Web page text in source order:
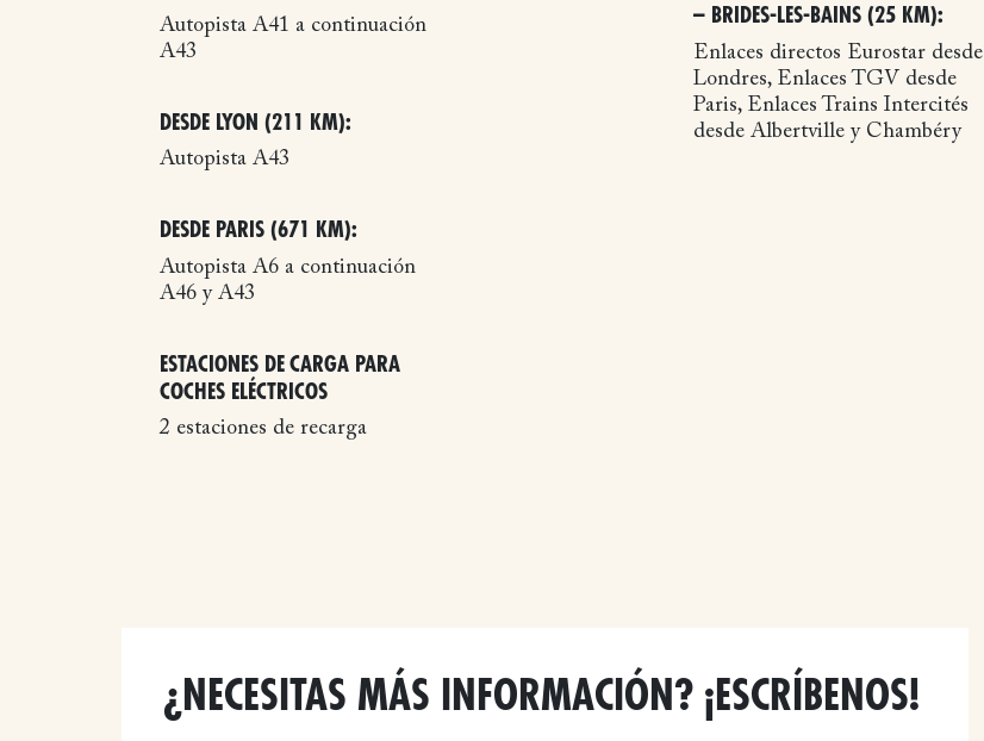
Autopista A41 a continuación
A43
DESDE LYON (211 KM):
Autopista A43
DESDE PARIS (671 KM):
Autopista A6 a continuación
A46 y A43
ESTACIONES DE CARGA PARA
COCHES ELÉCTRICOS
2 estaciones de recarga
– BRIDES-LES-BAINS (25 KM):
Enlaces directos Eurostar desde
Londres, Enlaces TGV desde
Paris, Enlaces Trains Intercités
desde Albertville y Chambéry
¿NECESITAS MÁS INFORMACIÓN? ¡ESCRÍBENOS!